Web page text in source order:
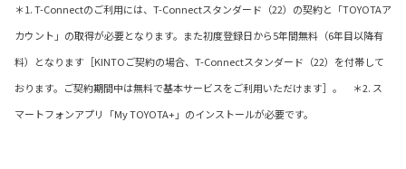
＊1. T-Connectのご利用には、T-Connectスタンダード（22）の契約と「TOYOTAア
カウント」の取得が必要となります。また初度登録日から5年間無料（6年目以降有
料）となります［KINTOご契約の場合、T-Connectスタンダード（22）を付帯して
おります。ご契約期間中は無料で基本サービスをご利用いただけます］。 ＊2. ス
マートフォンアプリ「My TOYOTA+」のインストールが必要です。